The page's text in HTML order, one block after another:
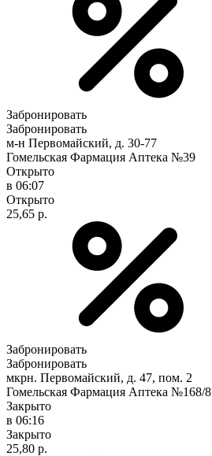
Забронировать
Забронировать
м-н Первомайский, д. 30-77
Гомельская Фармация Аптека №39
Открыто
в 06:07
Открыто
25,65 р.
Забронировать
Забронировать
мкрн. Первомайский, д. 47, пом. 2
Гомельская Фармация Аптека №168/8
Закрыто
в 06:16
Закрыто
25,80 р.